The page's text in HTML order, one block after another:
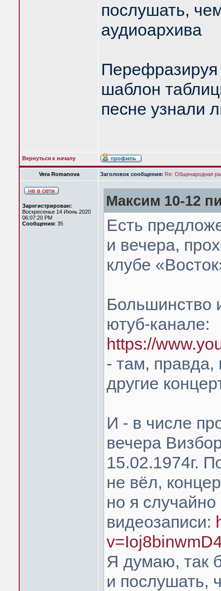
послушать,
аудиоархива
шаблон
песне узнали
Вернуться к началу
Vera Romanova Заголовок сообщения: Re: Общенародная
Зарегистрирован:
Воскресенье 14 Июнь 2020
06:07:20 PM
Сообщения: 35
Максим 10-12
Есть
и вечера,
клубе
Большинство
ютуб-канале:
https://
- там, правда,
другие
И - в числе
вечера
15.02.1974г.
не вёл,
но я случайно
видеозаписи:
Я думаю, так
и послушать,